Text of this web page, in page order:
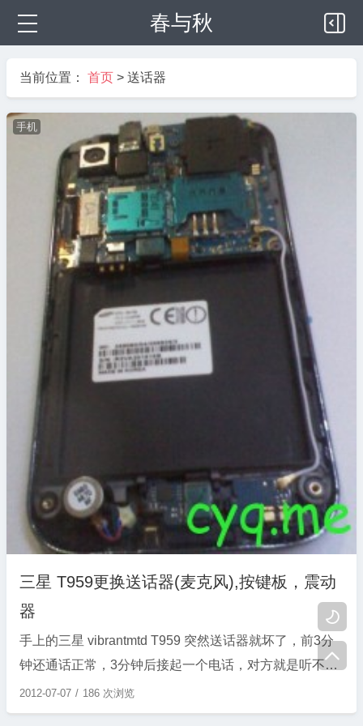
春与秋


当前位置： 首页 > 送话器
手机
三星 T959更换送话器(麦克风),按键板，震动
器
手上的三星 vibrantmtd T959 突然送话器就坏了，前3分
钟还通话正常，3分钟后接起一个电话，对方就是听不到
我的声音，以为基带或版本问题，刷后还是一样，才意识
到问题的严重，看来是硬件故障。。 录音都没有反应，
2012-07-07 186 次浏览